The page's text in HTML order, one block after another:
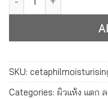
SKU:
Categories: ผิวแห้ง แตก